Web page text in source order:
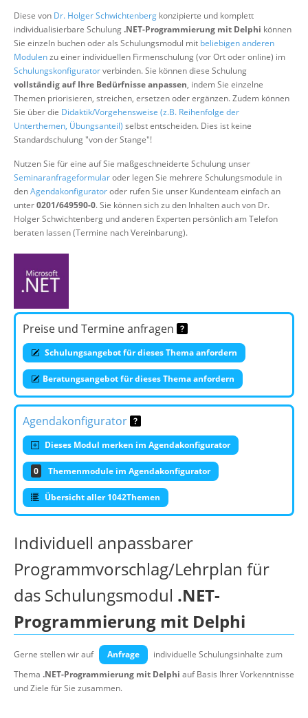
Suche
Diese von Dr. Holger Schwichtenberg konzipierte und komplett
individualisierbare Schulung.NET-Programmierung mit Delphi können
Sie einzeln buchen oder als Schulungsmodul mit beliebigen anderen
Modulenzu einer individuellen Firmenschulung (vor Ort oder online) im
Schulungskonfiguratorverbinden. Sie können diese Schulung
vollständig auf Ihre Bedürfnisse anpassen, indem Sie einzelne
Themen priorisieren, streichen, ersetzen oder ergänzen. Zudem können
Sie über die Didaktik/Vorgehensweise (z.B. Reihenfolge der
Unterthemen, Übungsanteil) selbst entscheiden. Dies ist keine
Standardschulung "von der Stange"!
Nutzen Sie für eine auf Sie maßgeschneiderte Schulung unser
Seminaranfrageformularoder legen Sie mehrere Schulungsmodule in
denAgendakonfiguratoroder rufen Sie unser Kundenteam einfach an
unter0201/649590-0. Sie können sich zu den Inhalten auch von Dr.
Holger Schwichtenberg und anderen Experten persönlich am Telefon
beraten lassen (Termine nach Vereinbarung).
Preise und Termine anfragen
Schulungsangebot für dieses Thema anfordern
Beratungsangebot für dieses Thema anfordern
Agendakonfigurator
Dieses Modul merken im Agendakonfigurator
0 Themenmodule im Agendakonfigurator
Übersicht aller 1042Themen
Individuell anpassbarer
Programmvorschlag/Lehrplan für
das Schulungsmodul .NET-
Programmierung mit Delphi
Gerne stellen wir auf Anfrage
individuelle Schulungsinhalte zum
Thema .NET-Programmierung mit Delphi auf Basis Ihrer Vorkenntnisse
und Ziele für Sie zusammen.